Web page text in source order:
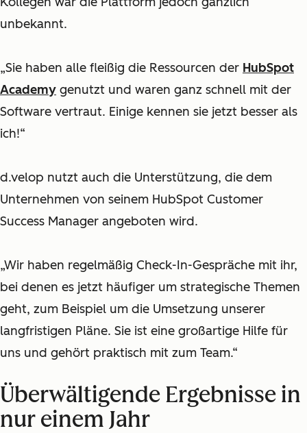
unbekannt.
„Sie haben alle fleißig die Ressourcen der HubSpot
Academy genutzt und waren ganz schnell mit der
Software vertraut. Einige kennen sie jetzt besser als
ich!“
d.velop nutzt auch die Unterstützung, die dem
Unternehmen von seinem HubSpot Customer
Success Manager angeboten wird.
„Wir haben regelmäßig Check-In-Gespräche mit ihr,
bei denen es jetzt häufiger um strategische Themen
geht, zum Beispiel um die Umsetzung unserer
langfristigen Pläne. Sie ist eine großartige Hilfe für
uns und gehört praktisch mit zum Team.“
Überwältigende Ergebnisse in
nur einem Jahr